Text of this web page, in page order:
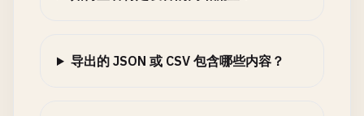
导出的 JSON 或 CSV 包含哪些内容？